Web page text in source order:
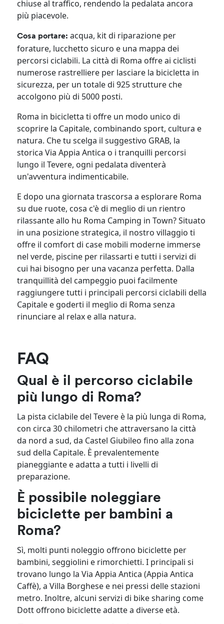
chiuse al traffico, rendendo la pedalata ancora
più piacevole.
Cosa portare: acqua, kit di riparazione per
forature, lucchetto sicuro e una mappa dei
percorsi ciclabili. La città di Roma offre ai ciclisti
numerose rastrelliere per lasciare la bicicletta in
sicurezza, per un totale di 925 strutture che
accolgono più di 5000 posti.
Roma in bicicletta ti offre un modo unico di
scoprire la Capitale, combinando sport, cultura e
natura. Che tu scelga il suggestivo GRAB, la
storica Via Appia Antica o i tranquilli percorsi
lungo il Tevere, ogni pedalata diventerà
un'avventura indimenticabile.
E dopo una giornata trascorsa a esplorare Roma
su due ruote, cosa c'è di meglio di un rientro
rilassante allo hu Roma Camping in Town? Situato
in una posizione strategica, il nostro villaggio ti
offre il comfort di case mobili moderne immerse
nel verde, piscine per rilassarti e tutti i servizi di
cui hai bisogno per una vacanza perfetta. Dalla
tranquillità del campeggio puoi facilmente
raggiungere tutti i principali percorsi ciclabili della
Capitale e goderti il meglio di Roma senza
rinunciare al relax e alla natura.
FAQ
Qual è il percorso ciclabile
più lungo di Roma?
La pista ciclabile del Tevere è la più lunga di Roma,
con circa 30 chilometri che attraversano la città
da nord a sud, da Castel Giubileo fino alla zona
sud della Capitale. È prevalentemente
pianeggiante e adatta a tutti i livelli di
preparazione.
È possibile noleggiare
biciclette per bambini a
Roma?
Sì, molti punti noleggio offrono biciclette per
bambini, seggiolini e rimorchietti. I principali si
trovano lungo la Via Appia Antica (Appia Antica
Caffè), a Villa Borghese e nei pressi delle stazioni
metro. Inoltre, alcuni servizi di bike sharing come
Dott offrono biciclette adatte a diverse età.